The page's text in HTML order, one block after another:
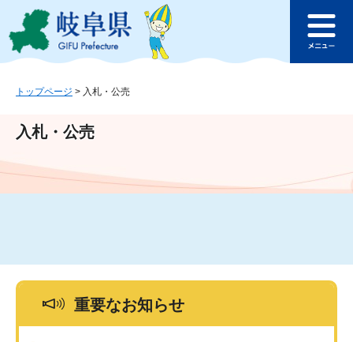
ジ
ュ
文
このページの本文へ
ュ
トップページ > 入札・公売
入札・公売
重要なお知らせ